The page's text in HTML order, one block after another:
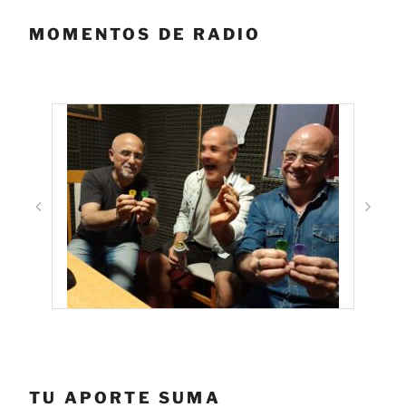
MOMENTOS DE RADIO
TU APORTE SUMA